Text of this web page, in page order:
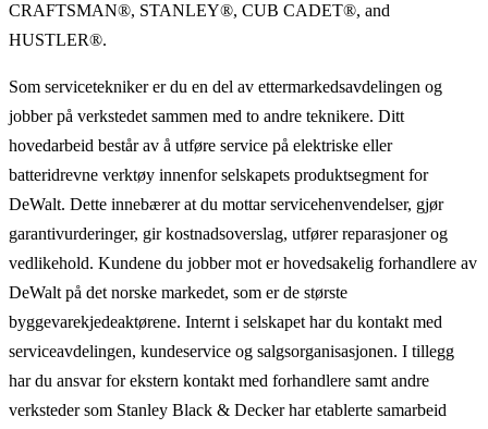
CRAFTSMAN®, STANLEY®, CUB CADET®, and
HUSTLER®.
Som servicetekniker er du en del av ettermarkedsavdelingen og
jobber på verkstedet sammen med to andre teknikere. Ditt
hovedarbeid består av å utføre service på elektriske eller
batteridrevne verktøy innenfor selskapets produktsegment for
DeWalt. Dette innebærer at du mottar servicehenvendelser, gjør
garantivurderinger, gir kostnadsoverslag, utfører reparasjoner og
vedlikehold. Kundene du jobber mot er hovedsakelig forhandlere av
DeWalt på det norske markedet, som er de største
byggevarekjedeaktørene. Internt i selskapet har du kontakt med
serviceavdelingen, kundeservice og salgsorganisasjonen. I tillegg
har du ansvar for ekstern kontakt med forhandlere samt andre
verksteder som Stanley Black & Decker har etablerte samarbeid